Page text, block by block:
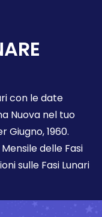
con le date
Nuova nel tuo
Giugno, 1960.
delle Fasi
sulle Fasi Lunari